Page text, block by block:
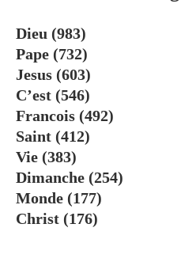
Dieu (983)
Pape (732)
Jesus (603)
C’est (546)
Francois (492)
Saint (412)
Vie (383)
Dimanche (254)
Monde (177)
Christ (176)